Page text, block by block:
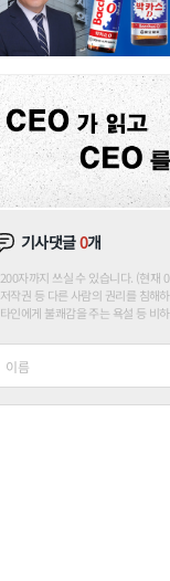
기사댓글0개
200자까지 쓰실 수 있습니다. (현
저작권 등 다른 사람의 권리를 침해
타인에게 불쾌감을 주는 욕설 등 비